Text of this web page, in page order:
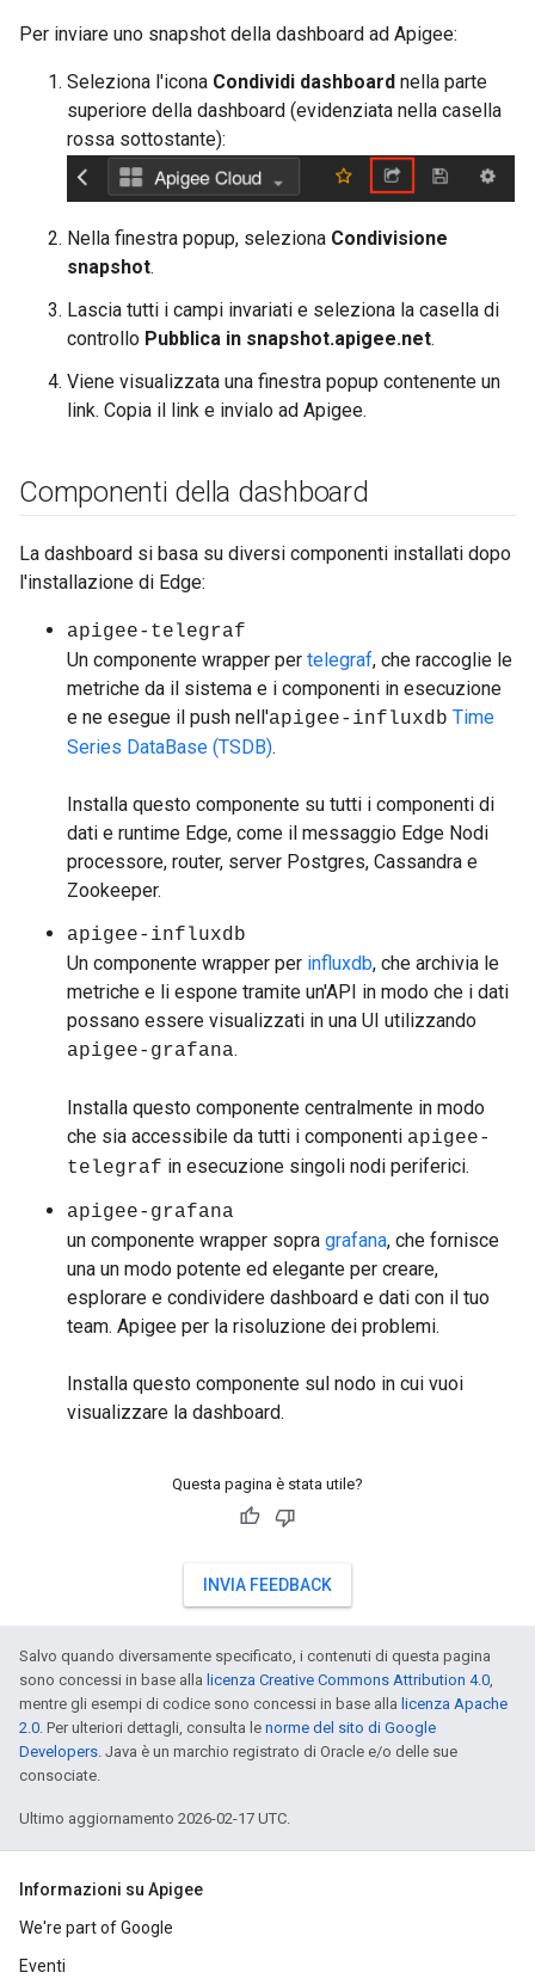
Per inviare uno snapshot della dashboard ad Apigee:
Seleziona l'icona Condividi dashboard nella parte
superiore della dashboard (evidenziata nella casella
rossa sottostante):
Nella finestra popup, seleziona Condivisione
snapshot.
Lascia tutti i campi invariati e seleziona la casella di
controllo Pubblica in snapshot.apigee.net.
Viene visualizzata una finestra popup contenente un
link. Copia il link e invialo ad Apigee.
Componenti della dashboard
La dashboard si basa su diversi componenti installati dopo
l'installazione di Edge:
apigee-telegraf
Un componente wrapper per telegraf, che raccoglie le
metriche da il sistema e i componenti in esecuzione
e ne esegue il push nell'apigee-influxdb Time
Series DataBase (TSDB).
Installa questo componente su tutti i componenti di
dati e runtime Edge, come il messaggio Edge Nodi
processore, router, server Postgres, Cassandra e
Zookeeper.
apigee-influxdb
Un componente wrapper per influxdb, che archivia le
metriche e li espone tramite un'API in modo che i dati
possano essere visualizzati in una UI utilizzando
apigee-grafana.
Installa questo componente centralmente in modo
che sia accessibile da tutti i componenti apigee-
telegraf in esecuzione singoli nodi periferici.
apigee-grafana
un componente wrapper sopra grafana, che fornisce
una un modo potente ed elegante per creare,
esplorare e condividere dashboard e dati con il tuo
team. Apigee per la risoluzione dei problemi.
Installa questo componente sul nodo in cui vuoi
visualizzare la dashboard.
Questa pagina è stata utile?
INVIA FEEDBACK
Salvo quando diversamente specificato, i contenuti di questa pagina
sono concessi in base alla licenza Creative Commons Attribution 4.0,
mentre gli esempi di codice sono concessi in base alla licenza Apache
2.0. Per ulteriori dettagli, consulta le norme del sito di Google
Developers. Java è un marchio registrato di Oracle e/o delle sue
consociate.
Ultimo aggiornamento 2026-02-17 UTC.
Informazioni su Apigee
We're part of Google
Eventi